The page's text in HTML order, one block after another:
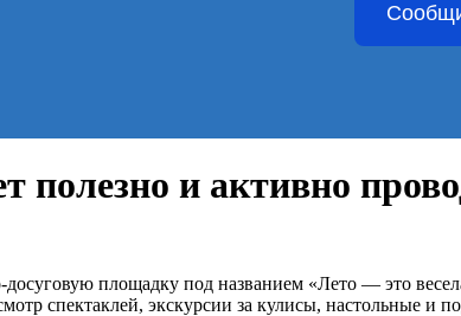
полезно и активно
досуговую площадку под названием «Лето — это
спектаклей, экскурсии за кулисы, настольные и